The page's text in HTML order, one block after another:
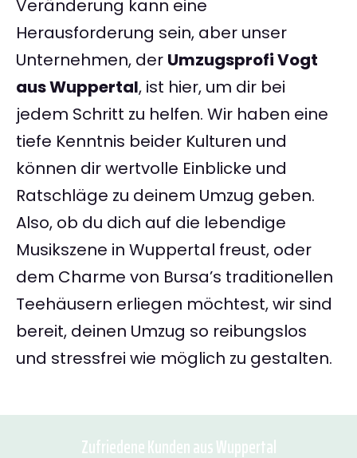
Veränderung kann eine
Herausforderung sein, aber unser
Unternehmen, der Umzugsprofi Vogt
aus Wuppertal, ist hier, um dir bei
jedem Schritt zu helfen. Wir haben eine
tiefe Kenntnis beider Kulturen und
können dir wertvolle Einblicke und
Ratschläge zu deinem Umzug geben.
Also, ob du dich auf die lebendige
Musikszene in Wuppertal freust, oder
dem Charme von Bursa’s traditionellen
Teehäusern erliegen möchtest, wir sind
bereit, deinen Umzug so reibungslos
und stressfrei wie möglich zu gestalten.
Zufriedene Kunden aus Wuppertal